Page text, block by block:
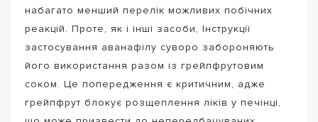
набагато менший перелік можливих побічних
реакцій. Проте, як і інші засоби, Інструкції
застосування аванафілу суворо забороняють
його використання разом із грейпфрутовим
соком. Це попередження є критичним, адже
грейпфрут блокує розщеплення ліків у печінці,